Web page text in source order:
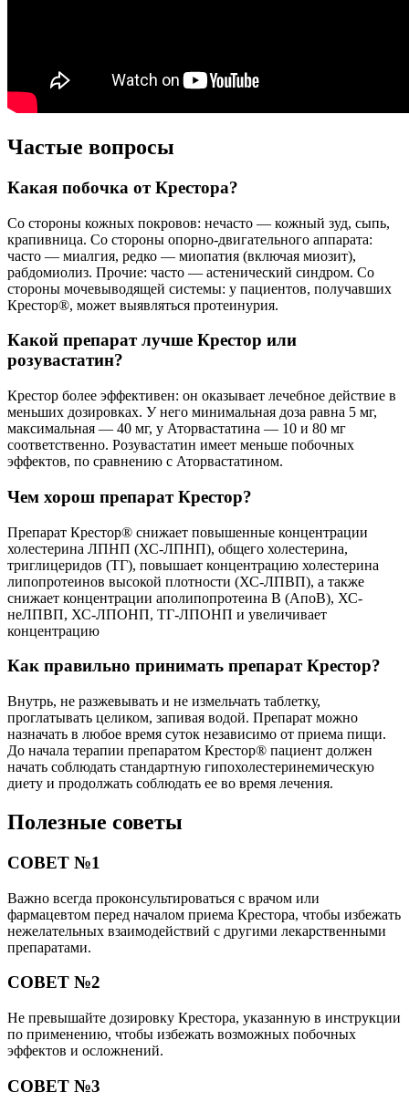
Частые вопросы
Какая побочка от Крестора?
Со стороны кожных покровов: нечасто — кожный зуд, сыпь,
крапивница. Со стороны опорно-двигательного аппарата:
часто — миалгия, редко — миопатия (включая миозит),
рабдомиолиз. Прочие: часто — астенический синдром. Со
стороны мочевыводящей системы: у пациентов, получавших
Крестор®, может выявляться протеинурия.
Какой препарат лучше Крестор или
розувастатин?
Крестор более эффективен: он оказывает лечебное действие в
меньших дозировках. У него минимальная доза равна 5 мг,
максимальная — 40 мг, у Аторвастатина — 10 и 80 мг
соответственно. Розувастатин имеет меньше побочных
эффектов, по сравнению с Аторвастатином.
Чем хорош препарат Крестор?
Препарат Крестор® снижает повышенные концентрации
холестерина ЛПНП (ХС-ЛПНП), общего холестерина,
триглицеридов (ТГ), повышает концентрацию холестерина
липопротеинов высокой плотности (ХС-ЛПВП), а также
снижает концентрации аполипопротеина В (АпоВ), ХС-
неЛПВП, ХС-ЛПОНП, ТГ-ЛПОНП и увеличивает
концентрацию
Как правильно принимать препарат Крестор?
Внутрь, не разжевывать и не измельчать таблетку,
проглатывать целиком, запивая водой. Препарат можно
назначать в любое время суток независимо от приема пищи.
До начала терапии препаратом Крестор® пациент должен
начать соблюдать стандартную гипохолестеринемическую
диету и продолжать соблюдать ее во время лечения.
Полезные советы
СОВЕТ №1
Важно всегда проконсультироваться с врачом или
фармацевтом перед началом приема Крестора, чтобы избежать
нежелательных взаимодействий с другими лекарственными
препаратами.
СОВЕТ №2
Не превышайте дозировку Крестора, указанную в инструкции
по применению, чтобы избежать возможных побочных
эффектов и осложнений.
СОВЕТ №3